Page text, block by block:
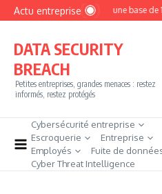
Aller au contenu
Actu entrepriseMyPhoto : une base de
DATA SECURITY
BREACH
Petites entreprises, grandes menaces : restez
informés, restez protégés
Cybersécurité entreprise
Escroquerie
Entreprise
Employés
Fuite de
Cyber Threat Intelligence